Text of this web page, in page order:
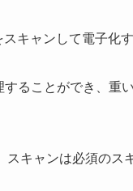
キャンして電子化
ることができ、重
キャンは必須のス